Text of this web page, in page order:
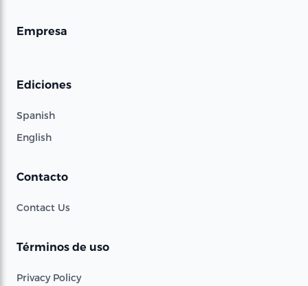
Empresa
Ediciones
Spanish
English
Contacto
Contact Us
Términos de uso
Privacy Policy